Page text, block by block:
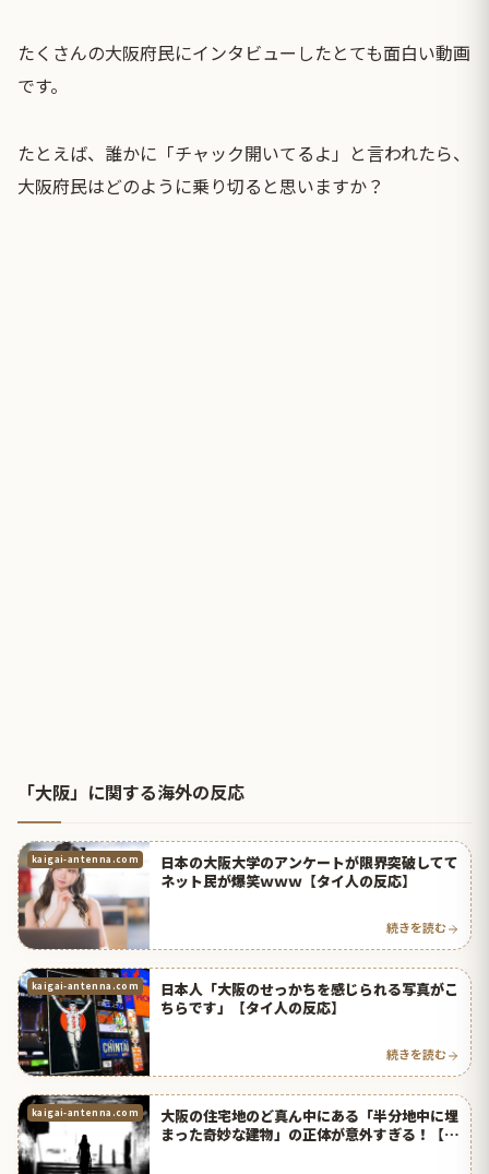
たくさんの大阪府民にインタビューしたとても面白い動画
です。
たとえば、誰かに「チャック開いてるよ」と言われたら、
大阪府民はどのように乗り切ると思いますか？
「大阪」に関する海外の反応
kaigai-antenna.com
日本の大阪大学のアンケートが限界突破してて
ネット民が爆笑ｗｗｗ【タイ人の反応】
続きを読む
kaigai-antenna.com
日本人「大阪のせっかちを感じられる写真がこ
ちらです」【タイ人の反応】
続きを読む
kaigai-antenna.com
大阪の住宅地のど真ん中にある「半分地中に埋
まった奇妙な建物」の正体が意外すぎる！【タ